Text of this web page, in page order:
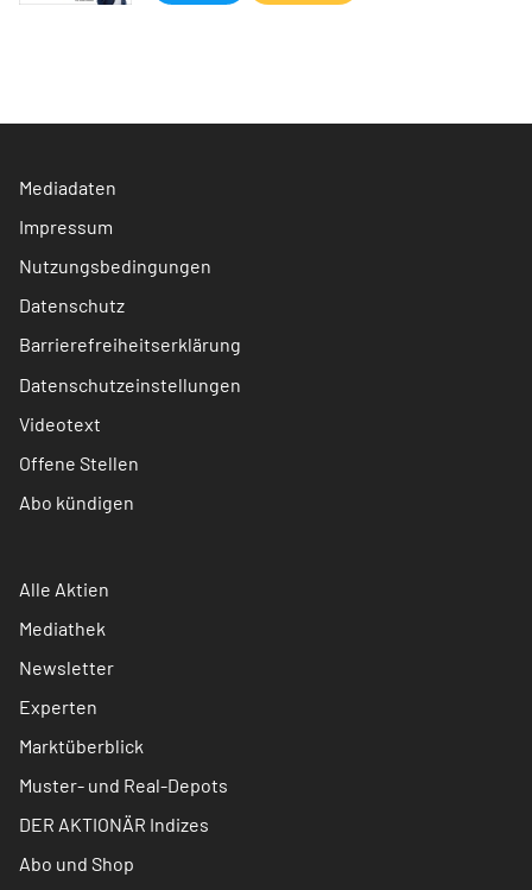
Mediadaten
Impressum
Nutzungsbedingungen
Datenschutz
Barrierefreiheitserklärung
Datenschutzeinstellungen
Videotext
Offene Stellen
Abo kündigen
Alle Aktien
Mediathek
Newsletter
Experten
Marktüberblick
Muster- und Real-Depots
DER AKTIONÄR Indizes
Abo und Shop